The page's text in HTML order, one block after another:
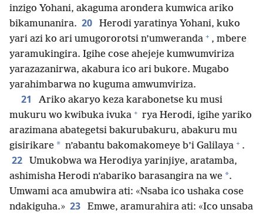
inzigo Yohani, akaguma arondera kumwica ariko
bikamunanira. 20
Herodi yaratinya Yohani, kuko
yari azi ko ari umugororotsi n’umweranda + , mbere
yaramukingira. Igihe cose ahejeje kumwumviriza
yarazazanirwa, akabura ico ari bukore. Mugabo
yarahimbarwa no kuguma amwumviriza.
21
Ariko akaryo keza karabonetse ku musi
mukuru wo kwibuka ivuka + rya Herodi, igihe yariko
arazimana abategetsi bakurubakuru, abakuru mu
gisirikare * n’abantu bakomakomeye b’i Galilaya + .
22
Umukobwa wa Herodiya yarinjiye, aratamba,
ashimisha Herodi n’abariko barasangira na we *.
Umwami aca amubwira ati: «Nsaba ico ushaka cose
ndakiguha.» 23
Emwe, aramurahira ati: «Ico unsaba